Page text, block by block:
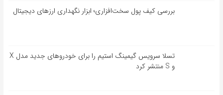
بررسی کیف‌ پول سخت‌افزاری؛ ابزار نگهداری ارزهای دیجیتال
تسلا سرویس گیمینگ استیم را برای خودروهای جدید مدل X
و S منتشر کرد